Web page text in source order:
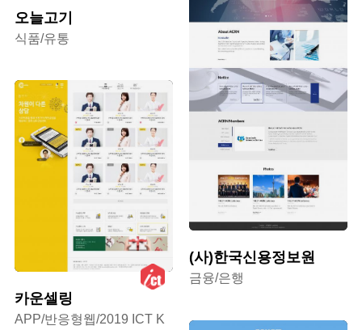
오늘고기
식품/유통
(사)한국신용정보원
금융/은행
카운셀링
APP/반응형웹/2019 ICT K